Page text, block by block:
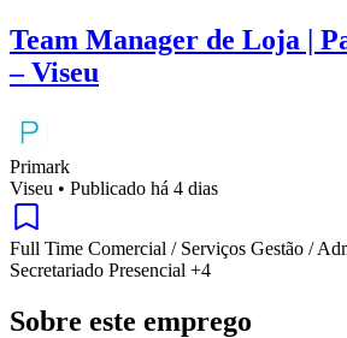
Team Manager de Loja |
– Viseu
Primark
Viseu • Publicado há 4 dias
Full Time Comercial / Serviços Gestão /
Secretariado Presencial +4
Sobre este emprego